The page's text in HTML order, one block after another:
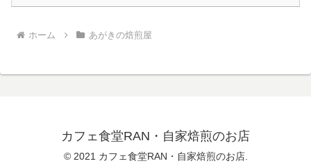
ホーム あがきの焙煎屋
カフェ食堂RAN・自家焙煎のお店
© 2021 カフェ食堂RAN・自家焙煎のお店.